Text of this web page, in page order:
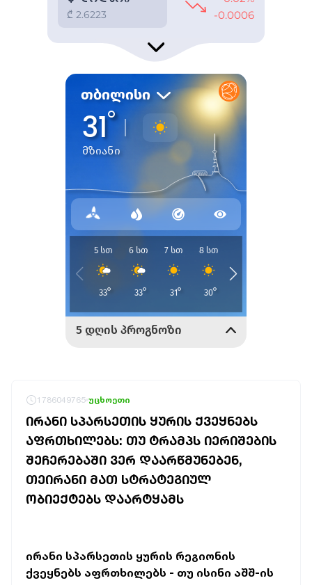
1786049765 უცხოეთი
ᲘᲠᲐᲜᲘ ᲡᲞᲐᲠᲡᲔᲗᲘᲡ ᲧᲣᲠᲘᲡ ᲥᲕᲔᲧᲜᲔᲑᲡ
ᲐᲤᲠᲗᲮᲘᲚᲔᲑᲡ: ᲗᲣ ᲢᲠᲐᲛᲞᲡ ᲘᲔᲠᲘᲨᲔᲑᲘᲡ
ᲨᲔᲩᲔᲠᲔᲑᲐᲨᲘ ᲕᲔᲠ ᲓᲐᲐᲠᲬᲛᲣᲜᲔᲑᲔᲜ,
ᲗᲔᲘᲠᲐᲜᲘ ᲛᲐᲗ ᲡᲢᲠᲐᲢᲔᲒᲘᲣᲚ
ᲝᲑᲘᲔᲥᲢᲔᲑᲡ ᲓᲐᲐᲠᲢᲧᲐᲛᲡ
ირანი სპარსეთის ყურის რეგიონის
ქვეყნებს აფრთხილებს - თუ ისინი აშშ-ის